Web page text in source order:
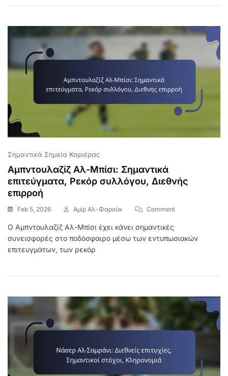
Στη
Συνεισφορές
Σημαντικά Σημεία Καριέρας
Αμπντουλαζίζ Αλ-Μπίσι: Σημαντικά
επιτεύγματα, Ρεκόρ συλλόγου, Διεθνής
επιρροή
Feb 5, 2026 Αμίρ Αλ-Φαρούκ CommentOn
Μπίσι:
Συλλόγου,
Επιρροή
Ο Αμπντουλαζίζ Αλ-Μπίσι έχει κάνει σημαντικές
συνεισφορές στο ποδόσφαιρο μέσω των εντυπωσιακών
επιτευγμάτων, των ρεκόρ